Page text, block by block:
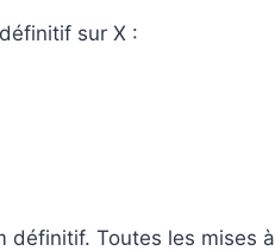
sur X :
définitif. Toutes les mises à